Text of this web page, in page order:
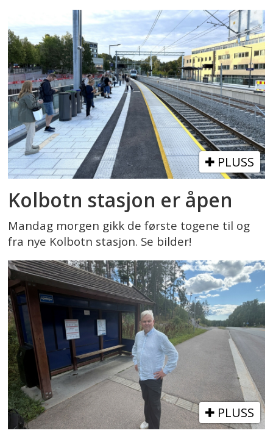
PLUSS
Kolbotn stasjon er åpen
Mandag morgen gikk de første togene til og
fra nye Kolbotn stasjon. Se bilder!
PLUSS